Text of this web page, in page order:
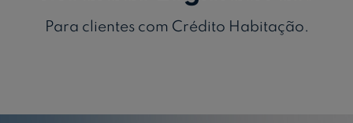
Saiba mais sobre a Chave Móvel Digital
Para clientes com Crédito Habitação.